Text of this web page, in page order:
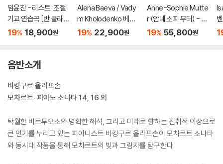
임윤찬 - 리스트: 초절
기교 연습곡 [반 클라이
번 콩쿠르 실황 녹음]
19% 18,900원
Alena Baeva / Vady
m Kholodenko 베토
벤: 바이올린 소나타 5
19% 22,900원
Anne-Sophie Mutte
r (안네 소피 무터) - Ea
st Meets West [2L
19% 55,800원
음반소개
비킹구르 올라프손
모차르트: 피아노 소나타 14, 16 외
탁월한 비르투오소와 명확한 해석, 그리고 미래로 향하는 진취적 이상으로
큰 인기를 누리고 있는 피아니스트 비킹구르 올라프손이 모차르트 소나타
와 동시대 작품을 통해 모차르트의 빛과 그림자를 탐구한다.